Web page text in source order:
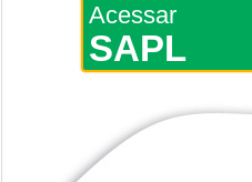
Acessar
SAPL